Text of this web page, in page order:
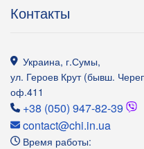
Контакты
Украина, г.Сумы,
ул. Героев Крут (бывш.
оф.411
+38 (050) 947-82-39
contact@chi.in.ua
Время работы: